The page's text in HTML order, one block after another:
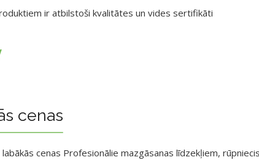
ir atbilstoši kvalitātes un vides sertifikāti
cenas
cenas Profesionālie mazgāsanas līdzekļiem,